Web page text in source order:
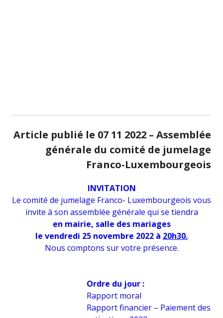
Article publié le 07 11 2022 – Assemblée
générale du comité de jumelage
Franco-Luxembourgeois
INVITATION
Le comité de jumelage Franco- Luxembourgeois vous
invite à son assemblée générale qui se tiendra
en mairie, salle des mariages
le vendredi 25 novembre 2022 à 20h30.
Nous comptons sur votre présence.
Ordre du jour :
Rapport moral
Rapport financier – Paiement des